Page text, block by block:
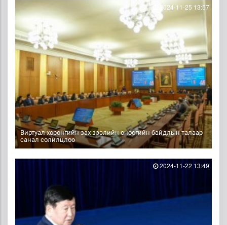
Виртуал хөрөнгийн зах зээлийн өнөөгийн байдлын талаар
санал солилцлоо
2024-11-25 13:57
2024-11-22 13:49